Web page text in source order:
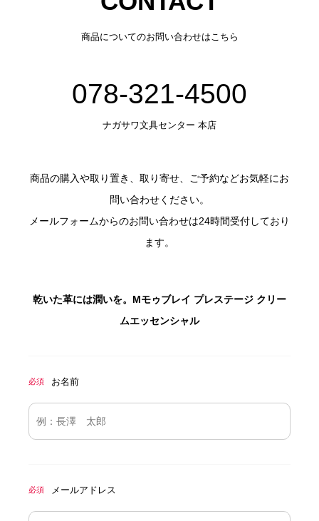
商品についてのお問い合わせはこちら
078-321-4500
ナガサワ文具センター 本店
商品の購入や取り置き、取り寄せ、ご予約などお気軽にお
問い合わせください。
メールフォームからのお問い合わせは24時間受付しており
ます。
乾いた革には潤いを。Mモゥブレイ プレステージ クリー
ムエッセンシャル
必須 お名前
必須 メールアドレス